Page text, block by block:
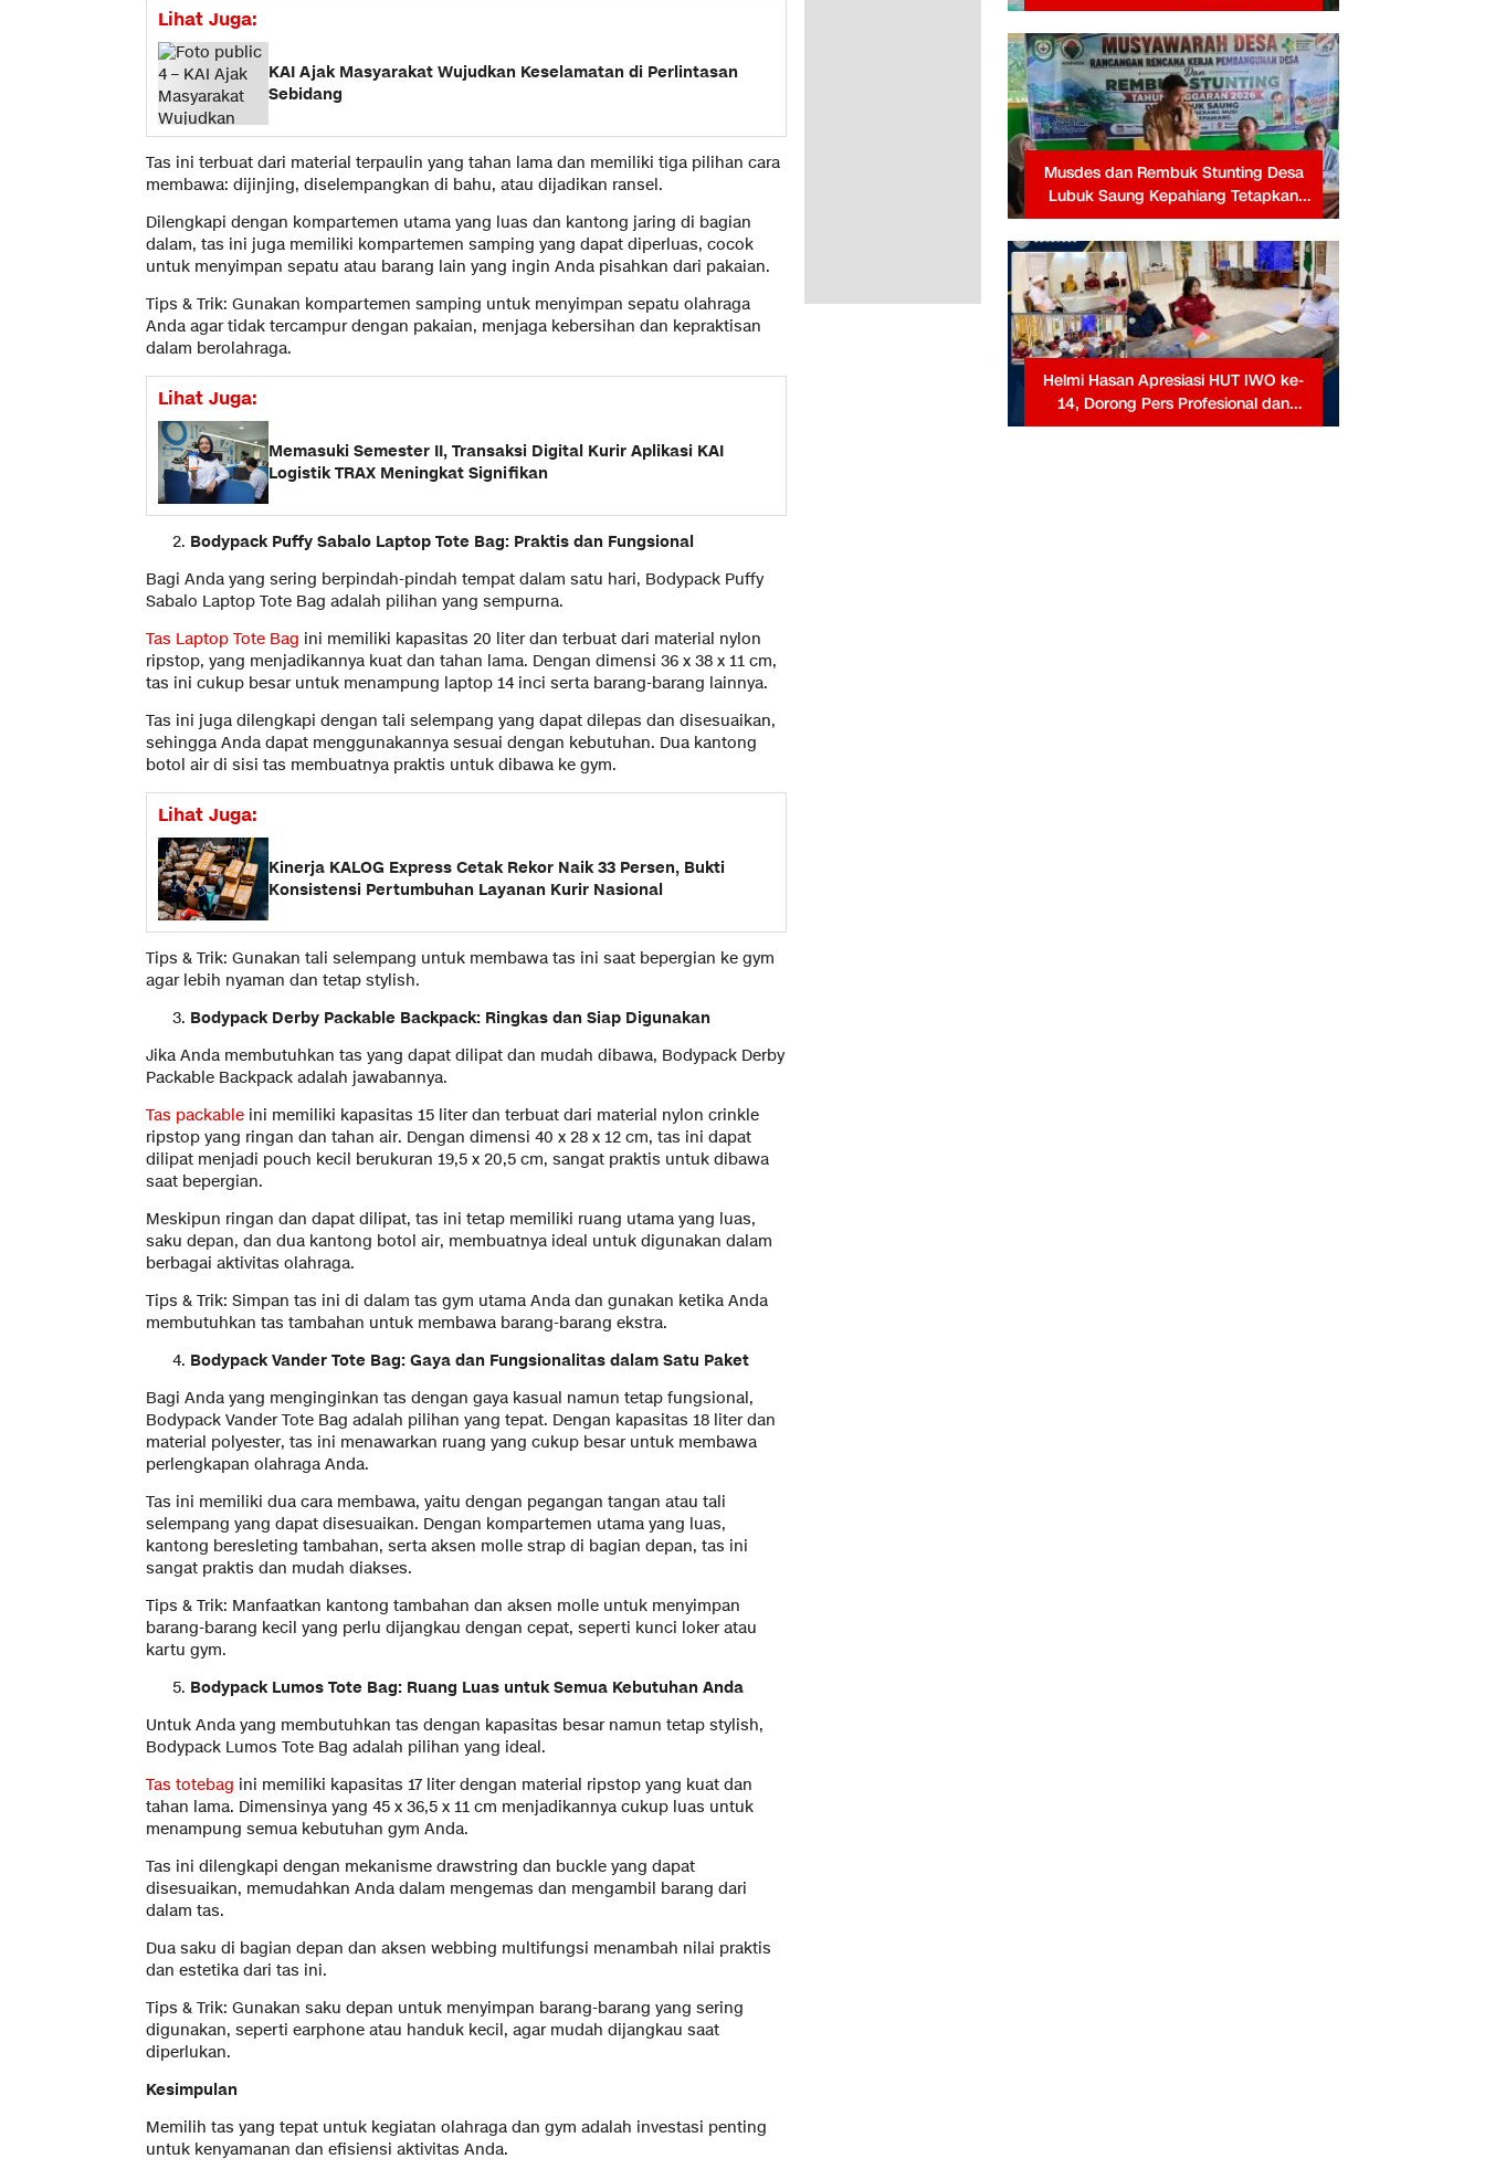
Lihat Juga:
KAI Ajak Masyarakat Wujudkan Keselamatan di Perlintasan
Sebidang
Tas ini terbuat dari material terpaulin yang tahan lama dan memiliki tiga pilihan cara
membawa: dijinjing, diselempangkan di bahu, atau dijadikan ransel.
Dilengkapi dengan kompartemen utama yang luas dan kantong jaring di bagian
dalam, tas ini juga memiliki kompartemen samping yang dapat diperluas, cocok
untuk menyimpan sepatu atau barang lain yang ingin Anda pisahkan dari pakaian.
Tips & Trik: Gunakan kompartemen samping untuk menyimpan sepatu olahraga
Anda agar tidak tercampur dengan pakaian, menjaga kebersihan dan kepraktisan
dalam berolahraga.
Lihat Juga:
Memasuki Semester II, Transaksi Digital Kurir Aplikasi KAI
Logistik TRAX Meningkat Signifikan
Bodypack Puffy Sabalo Laptop Tote Bag: Praktis dan Fungsional
Bagi Anda yang sering berpindah-pindah tempat dalam satu hari, Bodypack Puffy
Sabalo Laptop Tote Bag adalah pilihan yang sempurna.
Tas Laptop Tote Bag ini memiliki kapasitas 20 liter dan terbuat dari material nylon
ripstop, yang menjadikannya kuat dan tahan lama. Dengan dimensi 36 x 38 x 11 cm,
tas ini cukup besar untuk menampung laptop 14 inci serta barang-barang lainnya.
Tas ini juga dilengkapi dengan tali selempang yang dapat dilepas dan disesuaikan,
sehingga Anda dapat menggunakannya sesuai dengan kebutuhan. Dua kantong
botol air di sisi tas membuatnya praktis untuk dibawa ke gym.
Lihat Juga:
Kinerja KALOG Express Cetak Rekor Naik 33 Persen, Bukti
Konsistensi Pertumbuhan Layanan Kurir Nasional
Tips & Trik: Gunakan tali selempang untuk membawa tas ini saat bepergian ke gym
agar lebih nyaman dan tetap stylish.
Bodypack Derby Packable Backpack: Ringkas dan Siap Digunakan
Jika Anda membutuhkan tas yang dapat dilipat dan mudah dibawa, Bodypack Derby
Packable Backpack adalah jawabannya.
Tas packable ini memiliki kapasitas 15 liter dan terbuat dari material nylon crinkle
ripstop yang ringan dan tahan air. Dengan dimensi 40 x 28 x 12 cm, tas ini dapat
dilipat menjadi pouch kecil berukuran 19,5 x 20,5 cm, sangat praktis untuk dibawa
saat bepergian.
Meskipun ringan dan dapat dilipat, tas ini tetap memiliki ruang utama yang luas,
saku depan, dan dua kantong botol air, membuatnya ideal untuk digunakan dalam
berbagai aktivitas olahraga.
Tips & Trik: Simpan tas ini di dalam tas gym utama Anda dan gunakan ketika Anda
membutuhkan tas tambahan untuk membawa barang-barang ekstra.
Bodypack Vander Tote Bag: Gaya dan Fungsionalitas dalam Satu Paket
Bagi Anda yang menginginkan tas dengan gaya kasual namun tetap fungsional,
Bodypack Vander Tote Bag adalah pilihan yang tepat. Dengan kapasitas 18 liter dan
material polyester, tas ini menawarkan ruang yang cukup besar untuk membawa
perlengkapan olahraga Anda.
Tas ini memiliki dua cara membawa, yaitu dengan pegangan tangan atau tali
selempang yang dapat disesuaikan. Dengan kompartemen utama yang luas,
kantong beresleting tambahan, serta aksen molle strap di bagian depan, tas ini
sangat praktis dan mudah diakses.
Tips & Trik: Manfaatkan kantong tambahan dan aksen molle untuk menyimpan
barang-barang kecil yang perlu dijangkau dengan cepat, seperti kunci loker atau
kartu gym.
Bodypack Lumos Tote Bag: Ruang Luas untuk Semua Kebutuhan Anda
Untuk Anda yang membutuhkan tas dengan kapasitas besar namun tetap stylish,
Bodypack Lumos Tote Bag adalah pilihan yang ideal.
Tas totebag ini memiliki kapasitas 17 liter dengan material ripstop yang kuat dan
tahan lama. Dimensinya yang 45 x 36,5 x 11 cm menjadikannya cukup luas untuk
menampung semua kebutuhan gym Anda.
Tas ini dilengkapi dengan mekanisme drawstring dan buckle yang dapat
disesuaikan, memudahkan Anda dalam mengemas dan mengambil barang dari
dalam tas.
Dua saku di bagian depan dan aksen webbing multifungsi menambah nilai praktis
dan estetika dari tas ini.
Tips & Trik: Gunakan saku depan untuk menyimpan barang-barang yang sering
digunakan, seperti earphone atau handuk kecil, agar mudah dijangkau saat
diperlukan.
Kesimpulan
Memilih tas yang tepat untuk kegiatan olahraga dan gym adalah investasi penting
untuk kenyamanan dan efisiensi aktivitas Anda.
Pemerintah Desa Tekankan
Transparansi dan Partisipasi Warga
Musdes dan Rembuk Stunting Desa
Lubuk Saung Kepahiang Tetapkan
Prioritas RKP Desa 2026, Fokus
Infrastruktur dan Penurunan Stunting
Helmi Hasan Apresiasi HUT IWO ke-
14, Dorong Pers Profesional dan
Berkontribusi untuk Masyarakat